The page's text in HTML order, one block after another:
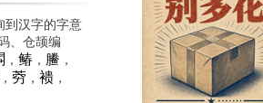
到汉字的字意
、仓颉编
， 䲠 ， 䲢 ，
䓖， 䙌，